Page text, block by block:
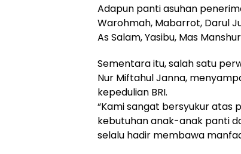
Adapun panti asuhan
Warohmah, Mabarrot, Darul
As Salam, Yasibu, Mas
Sementara itu, salah satu
Nur Miftahul Janna,
kepedulian BRI.
“Kami sangat bersyukur atas
kebutuhan anak-anak panti
selalu hadir membawa